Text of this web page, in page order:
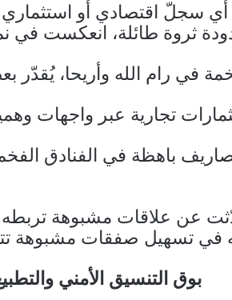
أي سجلّ اقتصادي أو
ثروة طائلة، انعكست في
في رام الله وأريحا، يُقدّر
تجارية عبر واجهات
باهظة في الفنادق
عن علاقات مشبوهة
في تسهيل صفقات مشبوهة
بوق التنسيق الأمني